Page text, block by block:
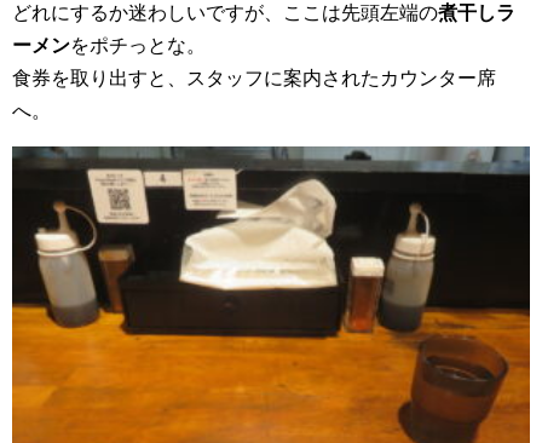
どれにするか迷わしいですが、ここは先頭左端の煮干しラ
ーメンをポチっとな。
食券を取り出すと、スタッフに案内されたカウンター席
へ。